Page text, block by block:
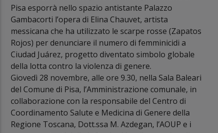
Pisa esporrà nello spazio antistante Palazzo
Gambacorti l’opera di Elina Chauvet, artista
messicana che ha utilizzato le scarpe rosse (Zapatos
Rojos) per denunciare il numero di femminicidi a
Ciudad Juárez, progetto diventato simbolo globale
della lotta contro la violenza di genere.
Giovedì 28 novembre, alle ore 9.30, nella Sala Baleari
del Comune di Pisa, l’Amministrazione comunale, in
collaborazione con la responsabile del Centro di
Coordinamento Salute e Medicina di Genere della
Regione Toscana, Dott.ssa M. Azdegan, l’AOUP e i